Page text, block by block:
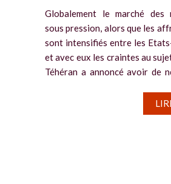
Globalement le marché des
sous pression, alors que les
sont intensifiés entre les
et avec eux les craintes au
Téhéran a annoncé avoir de